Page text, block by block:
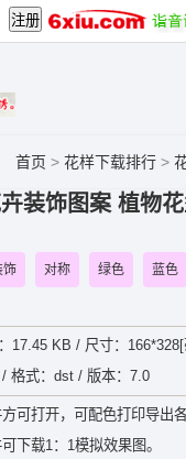
首页 > 花样下载排行 >
装饰图案 植物
饰 对称 绿色 蓝色
17.45 KB / 尺寸：166*328[
格式：dst / 版本：7.0
可打开，可配色打印导出
下载1：1模拟效果图。